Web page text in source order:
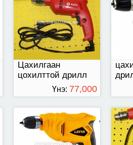
Цахилгаан
цохилттой дрилл
Үнэ: 77,000
ТӨГРӨГ
LY-10-01 ELECTRIC
DRILL цахилгаан гар
дрилл LEIYA